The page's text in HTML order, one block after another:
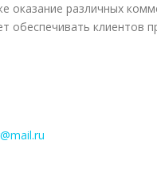
различных
обеспечивать